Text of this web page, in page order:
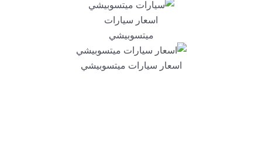
اسعار سيارات
ميتسوبيشي
اسعار سيارات ميتسوبيشي